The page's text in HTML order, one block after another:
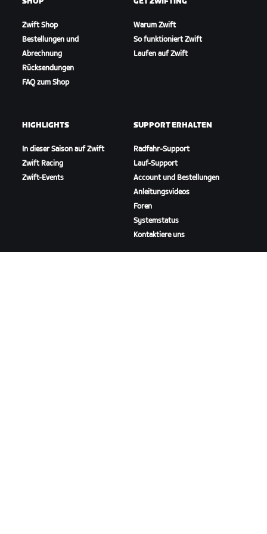
Zwift Shop
Bestellungen und
Abrechnung
Rücksendungen
FAQ zum Shop
Warum Zwift
So funktioniert Zwift
Laufen auf Zwift
HIGHLIGHTS
In dieser Saison auf Zwift
Zwift Racing
Zwift-Events
SUPPORT ERHALTEN
Radfahr-Support
Lauf-Support
Account und Bestellungen
Anleitungsvideos
Foren
Systemstatus
Kontaktiere uns